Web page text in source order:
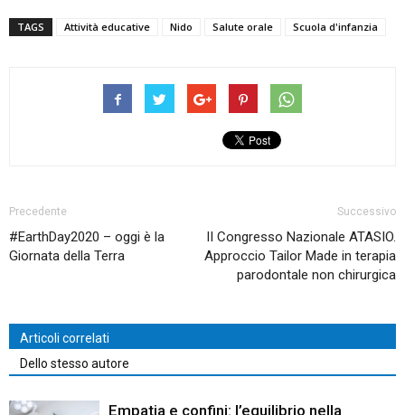
TAGS Attività educative Nido Salute orale Scuola d'infanzia
Precedente
#EarthDay2020 – oggi è la
Giornata della Terra
Successivo
II Congresso Nazionale ATASIO.
Approccio Tailor Made in terapia
parodontale non chirurgica
Articoli correlati
Dello stesso autore
Empatia e confini: l’equilibrio nella